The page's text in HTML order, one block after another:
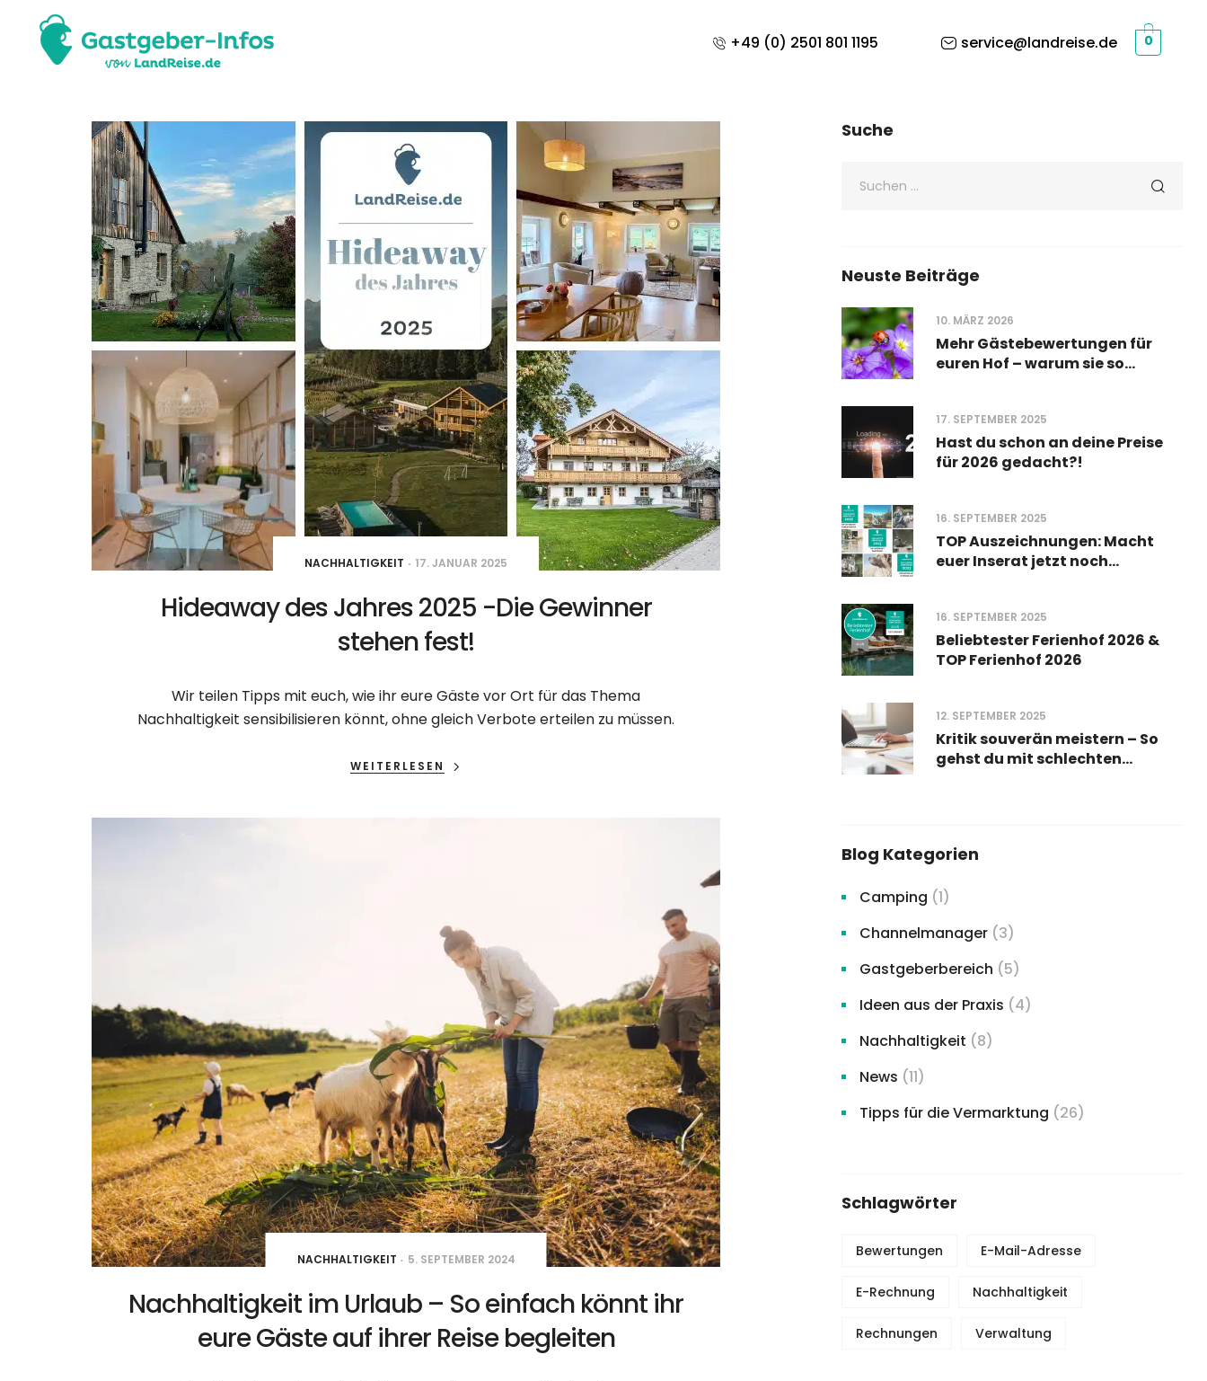
+49 (0) 2501 801 1195 service@landreise.de 0
NACHHALTIGKEIT 17. JANUAR 2025
Hideaway des Jahres 2025 -Die Gewinner
stehen fest!
Wir teilen Tipps mit euch, wie ihr eure Gäste vor Ort für das Thema
Nachhaltigkeit sensibilisieren könnt, ohne gleich Verbote erteilen zu müssen.
WEITERLESEN
NACHHALTIGKEIT 5. SEPTEMBER 2024
Nachhaltigkeit im Urlaub – So einfach könnt ihr
eure Gäste auf ihrer Reise begleiten
Suche
Neuste Beiträge
Mehr Gästebewertungen für
euren Hof – warum sie so
10. MÄRZ 2026
Hast du schon an deine Preise
für 2026 gedacht?!
17. SEPTEMBER 2025
TOP Auszeichnungen: Macht
euer Inserat jetzt noch
16. SEPTEMBER 2025
Beliebtester Ferienhof 2026 &
TOP Ferienhof 2026
16. SEPTEMBER 2025
Kritik souverän meistern – So
gehst du mit schlechten
12. SEPTEMBER 2025
Blog Kategorien
Camping (1)
Channelmanager (3)
Gastgeberbereich (5)
Ideen aus der Praxis (4)
Nachhaltigkeit (8)
News (11)
Tipps für die Vermarktung (26)
Schlagwörter
Bewertungen E-Mail-Adresse
E-Rechnung Nachhaltigkeit
Rechnungen Verwaltung